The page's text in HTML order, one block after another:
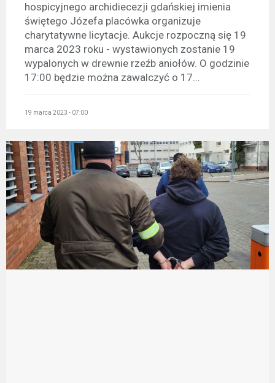
hospicyjnego archidiecezji gdańskiej imienia
świętego Józefa placówka organizuje
charytatywne licytacje. Aukcje rozpoczną się 19
marca 2023 roku - wystawionych zostanie 19
wypalonych w drewnie rzeźb aniołów. O godzinie
17:00 będzie można zawalczyć o 17...
19 marca 2023 - 07:00